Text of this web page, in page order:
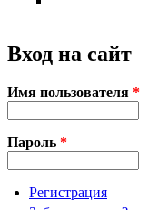
Вход на сайт
Имя пользователя *
Пароль *
Регистрация